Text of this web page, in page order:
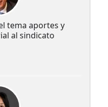
tema aportes y
al sindicato